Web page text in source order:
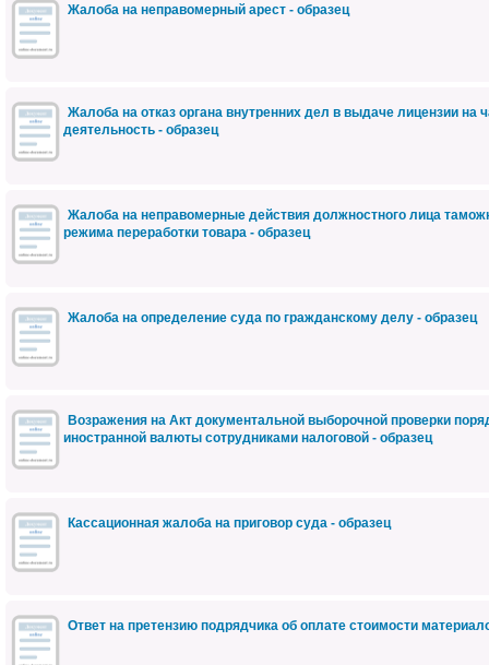
Жалоба на неправомерный арест - образец
Жалоба на отказ органа внутренних дел в выдаче лицензии на
деятельность - образец
Жалоба на неправомерные действия должностного лица
режима переработки товара - образец
Жалоба на определение суда по гражданскому делу - образец
Возражения на Акт документальной выборочной проверки
иностранной валюты сотрудниками налоговой - образец
Кассационная жалоба на приговор суда - образец
Ответ на претензию подрядчика об оплате стоимости